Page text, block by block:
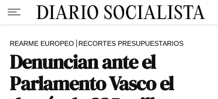
REARME EUROPEO RECORTES PRESUPUESTARIOS
Denuncian ante el
Parlamento Vasco el